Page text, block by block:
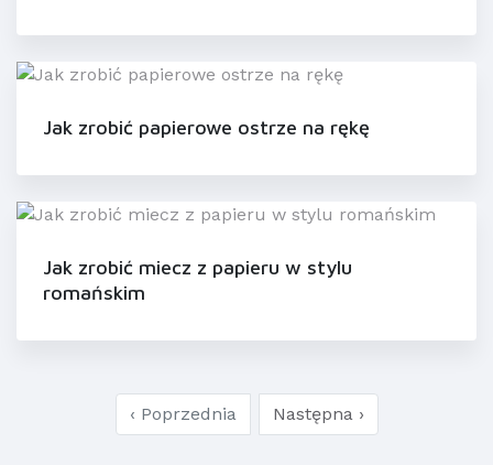
Jak zrobić papierowe ostrze na rękę
Jak zrobić miecz z papieru w stylu
romańskim
‹ Poprzednia Następna ›